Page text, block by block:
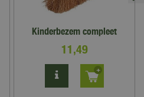
Kinderbezem compleet
11,49